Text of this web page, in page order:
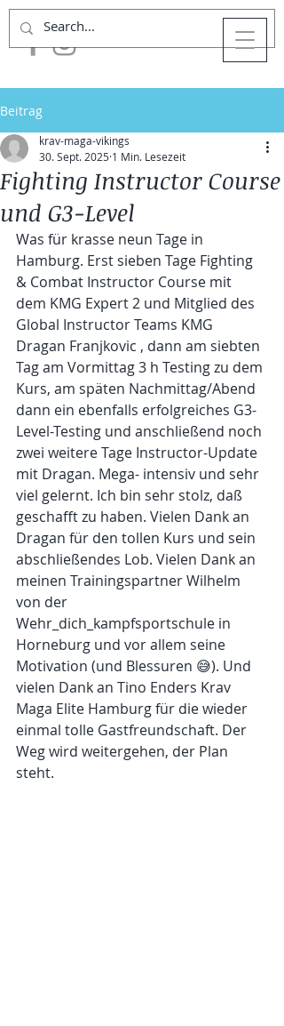
Beitrag
Fighting Instructor Course
und G3-Level
krav-maga-vikings
30. Sept. 2025 1 Min. Lesezeit
Was für krasse neun Tage in
Hamburg. Erst sieben Tage Fighting
& Combat Instructor Course mit
dem KMG Expert 2 und Mitglied des
Global Instructor Teams KMG
Dragan Franjkovic , dann am siebten
Tag am Vormittag 3 h Testing zu dem
Kurs, am späten Nachmittag/Abend
dann ein ebenfalls erfolgreiches G3-
Level-Testing und anschließend noch
zwei weitere Tage Instructor-Update
mit Dragan. Mega- intensiv und sehr
viel gelernt. Ich bin sehr stolz, daß
geschafft zu haben. Vielen Dank an
Dragan für den tollen Kurs und sein
abschließendes Lob. Vielen Dank an
meinen Trainingspartner Wilhelm
von der
Wehr_dich_kampfsportschule in
Horneburg und vor allem seine
Motivation (und Blessuren 😅). Und
vielen Dank an Tino Enders Krav
Maga Elite Hamburg für die wieder
einmal tolle Gastfreundschaft. Der
Weg wird weitergehen, der Plan
steht.